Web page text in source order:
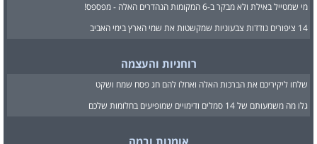
מי שמטייל באילת ולא מבקר ב-6 המקומות הנהדרים האלה - מפספס!
14 ציפורים נודדות צבעוניות שמקשטות את שמי הארץ בימי האביב
רוחניות והעצמה
שלחו ליקיריכם את הברכות האלה ואחלו להם חג פסח שמח ושקט
גלו מה משמעותם של 14 סמלים ודימויים שמופיעים בחלומות שלכם